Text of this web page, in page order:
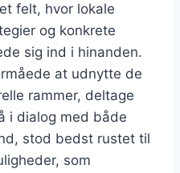
felt, hvor lokale
og konkrete
sig ind i hinanden.
at udnytte de
rammer, deltage
i dialog med både
stod bedst rustet til
som